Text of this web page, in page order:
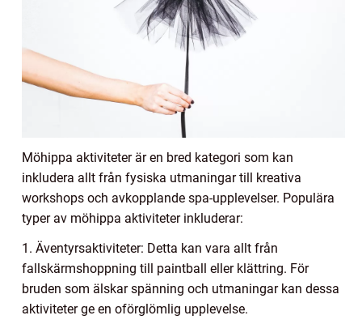
Möhippa aktiviteter är en bred kategori som kan
inkludera allt från fysiska utmaningar till kreativa
workshops och avkopplande spa-upplevelser. Populära
typer av möhippa aktiviteter inkluderar:
1. Äventyrsaktiviteter: Detta kan vara allt från
fallskärmshoppning till paintball eller klättring. För
bruden som älskar spänning och utmaningar kan dessa
aktiviteter ge en oförglömlig upplevelse.